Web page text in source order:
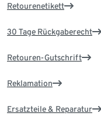
Retourenetikett
30 Tage Rückgaberecht
Retouren-Gutschrift
Reklamation
Ersatzteile & Reparatur